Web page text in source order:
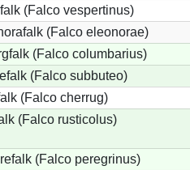
(Falco vespertinus)
(Falco eleonorae)
(Falco columbarius)
(Falco subbuteo)
(Falco cherrug)
(Falco rusticolus)
(Falco peregrinus)